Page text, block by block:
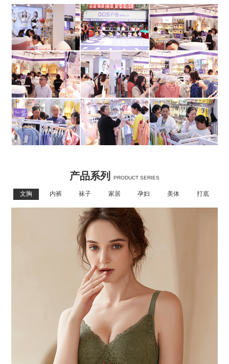
产品系列 PRODUCT SERIES
文胸 内裤 袜子 家居 孕妇 美体 打底